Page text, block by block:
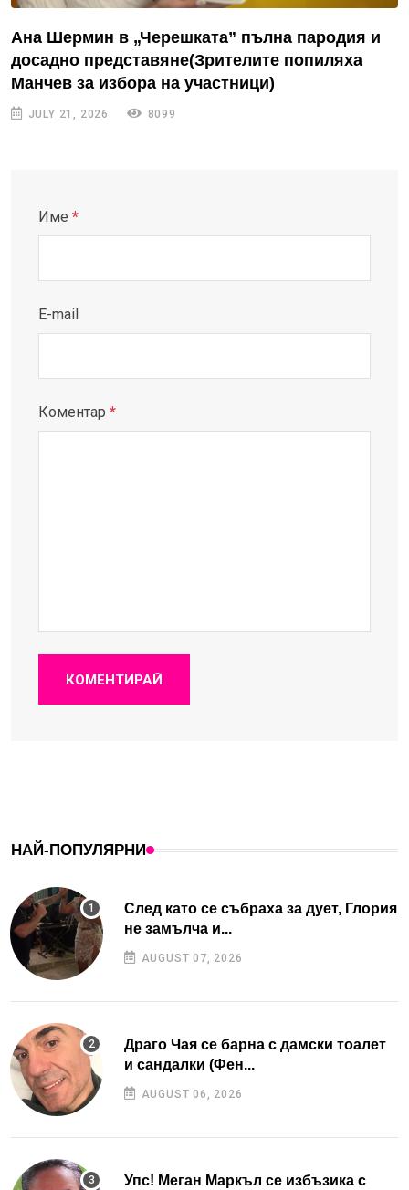
Ана Шермин в „Черешката” пълна пародия и
досадно представяне(Зрителите попиляха
Манчев за избора на участници)
JULY 21, 2026 8099
Име *
E-mail
Коментар *
КОМЕНТИРАЙ
НАЙ-ПОПУЛЯРНИ
След като се събраха за дует, Глория
не замълча и...
AUGUST 07, 2026
Драго Чая се барна с дамски тоалет
и сандалки (Фен...
AUGUST 06, 2026
Упс! Меган Маркъл се избъзика с